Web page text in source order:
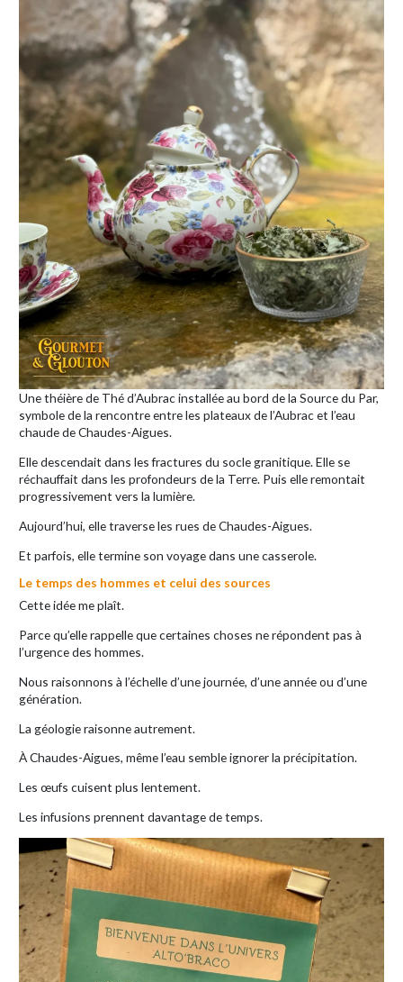
Une théière de Thé d’Aubrac installée au bord de la Source du Par,
symbole de la rencontre entre les plateaux de l’Aubrac et l’eau
chaude de Chaudes-Aigues.
Elle descendait dans les fractures du socle granitique. Elle se
réchauffait dans les profondeurs de la Terre. Puis elle remontait
progressivement vers la lumière.
Aujourd’hui, elle traverse les rues de Chaudes-Aigues.
Et parfois, elle termine son voyage dans une casserole.
Le temps des hommes et celui des sources
Cette idée me plaît.
Parce qu’elle rappelle que certaines choses ne répondent pas à
l’urgence des hommes.
Nous raisonnons à l’échelle d’une journée, d’une année ou d’une
génération.
La géologie raisonne autrement.
À Chaudes-Aigues, même l’eau semble ignorer la précipitation.
Les œufs cuisent plus lentement.
Les infusions prennent davantage de temps.